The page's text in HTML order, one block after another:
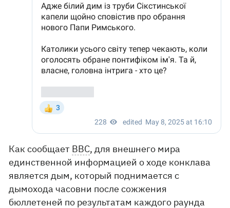
Как сообщает BBC, для внешнего мира
единственной информацией о ходе конклава
является дым, который поднимается с
дымохода часовни после сожжения
бюллетеней по результатам каждого раунда